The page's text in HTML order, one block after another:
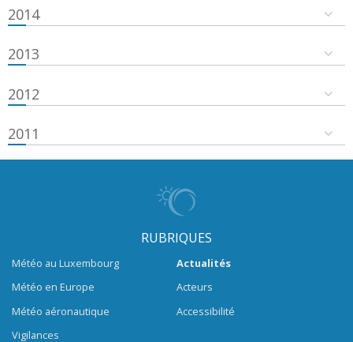
2014
2013
2012
2011
RUBRIQUES
Météo au Luxembourg
Météo en Europe
Météo aéronautique
Vigilances
Actualités
Acteurs
Accessibilité